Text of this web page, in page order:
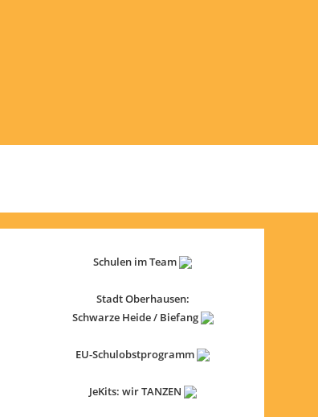
Schulen im Team
Stadt Oberhausen:
Schwarze Heide / Biefang
EU-Schulobstprogramm
JeKits: wir TANZEN